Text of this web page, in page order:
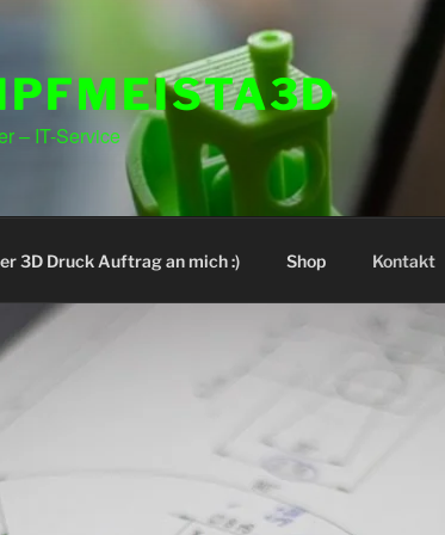
– IT-Service
3D Druck Auftrag an mich :) Shop Kontakt